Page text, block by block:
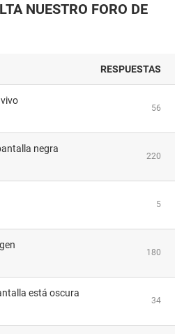
NUESTRO FORO DE
RESPUESTAS
vivo
56
negra
220
5
180
está oscura
34